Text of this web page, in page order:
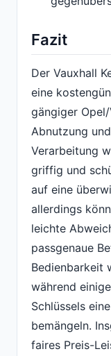
Fazit
Der Vauxhall
eine
gängiger
Abnutzung
Verarbeitung
griffig und
auf eine
allerdings
leichte
passgenaue
Bedienbarkeit
während
Schlüssels
bemängeln.
faires Preis-